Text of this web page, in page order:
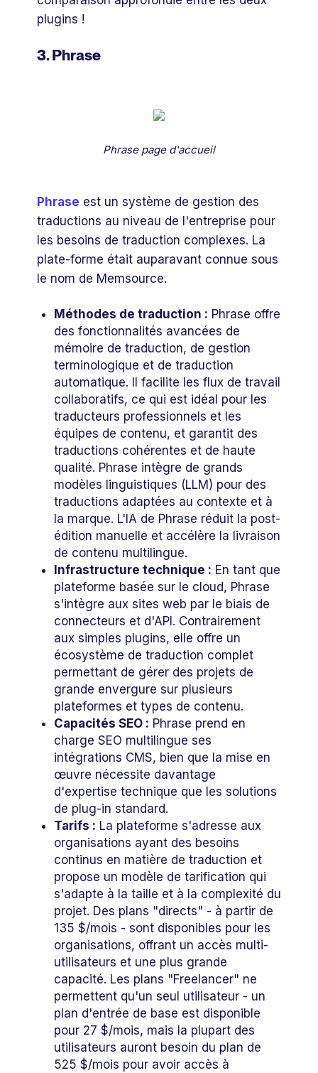
plugins !
3. Phrase
Phrase page d'accueil
Phrase est un système de gestion des
traductions au niveau de l'entreprise pour
les besoins de traduction complexes. La
plate-forme était auparavant connue sous
le nom de Memsource.
Méthodes de traduction : Phrase offre
des fonctionnalités avancées de
mémoire de traduction, de gestion
terminologique et de traduction
automatique. Il facilite les flux de travail
collaboratifs, ce qui est idéal pour les
traducteurs professionnels et les
équipes de contenu, et garantit des
traductions cohérentes et de haute
qualité. Phrase intègre de grands
modèles linguistiques (LLM) pour des
traductions adaptées au contexte et à
la marque. L'IA de Phrase réduit la post-
édition manuelle et accélère la livraison
de contenu multilingue.
Infrastructure technique : En tant que
plateforme basée sur le cloud, Phrase
s'intègre aux sites web par le biais de
connecteurs et d'API. Contrairement
aux simples plugins, elle offre un
écosystème de traduction complet
permettant de gérer des projets de
grande envergure sur plusieurs
plateformes et types de contenu.
Capacités SEO : Phrase prend en
charge SEO multilingue ses
intégrations CMS, bien que la mise en
œuvre nécessite davantage
d'expertise technique que les solutions
de plug-in standard.
Tarifs : La plateforme s'adresse aux
organisations ayant des besoins
continus en matière de traduction et
propose un modèle de tarification qui
s'adapte à la taille et à la complexité du
projet. Des plans "directs" - à partir de
135 $/mois - sont disponibles pour les
organisations, offrant un accès multi-
utilisateurs et une plus grande
capacité. Les plans "Freelancer" ne
permettent qu'un seul utilisateur - un
plan d'entrée de base est disponible
pour 27 $/mois, mais la plupart des
utilisateurs auront besoin du plan de
525 $/mois pour avoir accès à